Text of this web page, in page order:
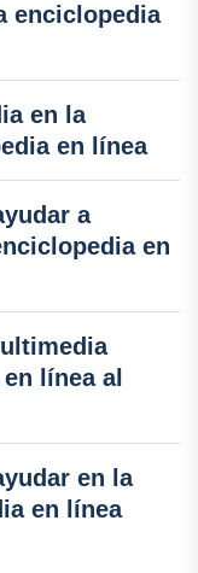
enciclopedia
en la
en línea
a
en
línea al
en la
en línea